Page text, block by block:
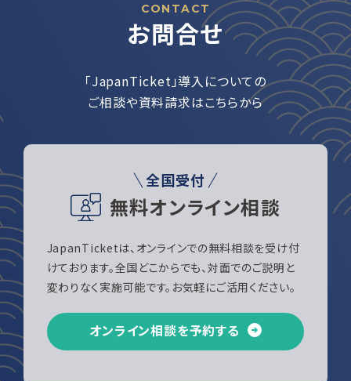
CONTACT
お問合せ
「JapanTicket」導入についての
ご相談や資料請求はこちらから
全国受付
無料オンライン相談
JapanTicketは、オンラインでの無料相談を受け付
けております。全国どこからでも、対面でのご説明と
変わりなく実施可能です。お気軽にご活用ください。
オンライン相談を予約する